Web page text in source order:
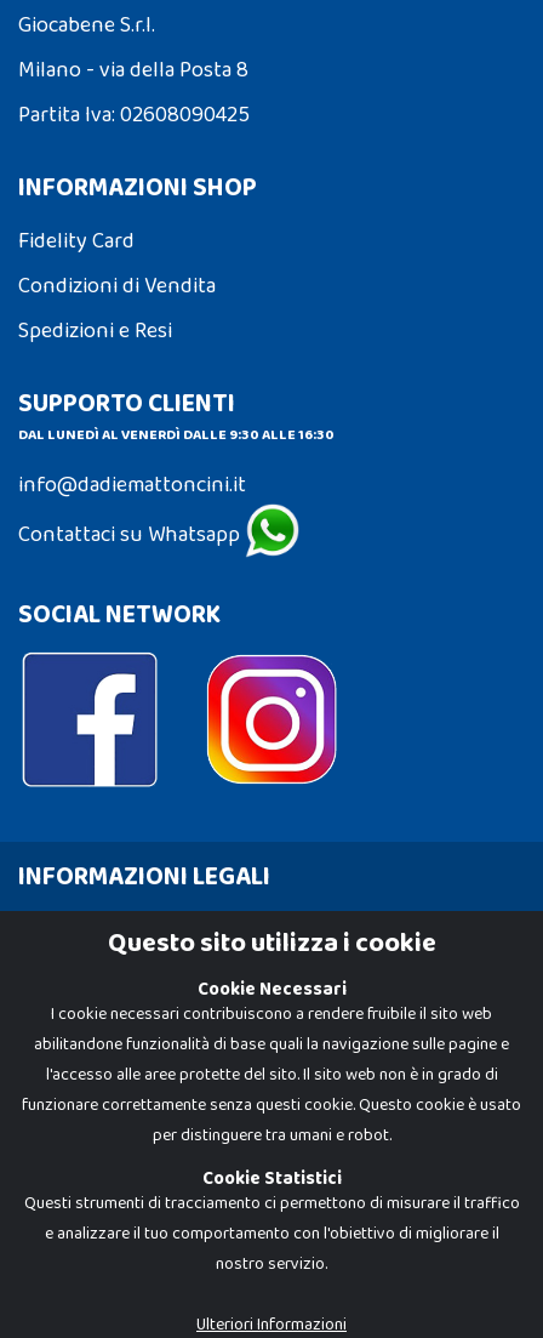
Giocabene S.r.l.
Milano - via della Posta 8
Partita Iva: 02608090425
INFORMAZIONI SHOP
Fidelity Card
Condizioni di Vendita
Spedizioni e Resi
SUPPORTO CLIENTI
DAL LUNEDÌ AL VENERDÌ DALLE 9:30 ALLE 16:30
info@dadiemattoncini.it
Contattaci su Whatsapp
SOCIAL NETWORK
INFORMAZIONI LEGALI
Cookie Policy
Dadi e Mattoncini è un brand di Giocabene Srl. Ogni riproduzione o utilizzo non
I prezzi e le promozioni pubblicate potrebbero differire da quanto esposto in
Questo sito utilizza i cookie
Cookie Necessari
I cookie necessari contribuiscono a rendere fruibile il sito web
abilitandone funzionalità di base quali la navigazione sulle pagine e
l'accesso alle aree protette del sito. Il sito web non è in grado di
funzionare correttamente senza questi cookie. Questo cookie è usato
per distinguere tra umani e robot.
Cookie Statistici
Questi strumenti di tracciamento ci permettono di misurare il traffico
e analizzare il tuo comportamento con l'obiettivo di migliorare il
nostro servizio.
Ulteriori Informazioni